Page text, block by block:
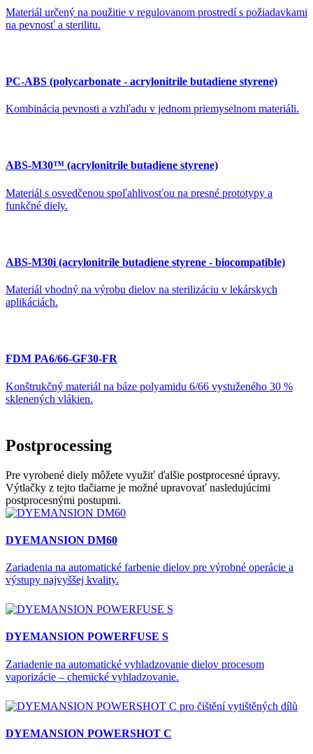
Materiál určený na použitie v regulovanom prostredí s požiadavkami
na pevnosť a sterilitu.
PC-ABS (polycarbonate - acrylonitrile butadiene styrene)
Kombinácia pevnosti a vzhľadu v jednom priemyselnom materiáli.
ABS-M30™ (acrylonitrile butadiene styrene)
Materiál s osvedčenou spoľahlivosťou na presné prototypy a
funkčné diely.
ABS-M30i (acrylonitrile butadiene styrene - biocompatible)
Materiál vhodný na výrobu dielov na sterilizáciu v lekárskych
aplikáciách.
FDM PA6/66-GF30-FR
Konštrukčný materiál na báze polyamidu 6/66 vystuženého 30 %
sklenených vlákien.
Postprocessing
Pre vyrobené diely môžete využiť ďalšie postprocesné úpravy.
Výtlačky z tejto tlačiarne je možné upravovať nasledujúcimi
postprocesnými postupmi.
DYEMANSION DM60
Zariadenia na automatické farbenie dielov pre výrobné operácie a
výstupy najvyššej kvality.
DYEMANSION POWERFUSE S
Zariadenie na automatické vyhladzovanie dielov procesom
vaporizácie – chemické vyhladzovanie.
DYEMANSION POWERSHOT C